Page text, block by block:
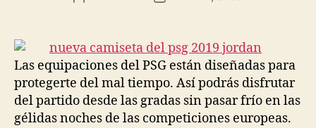
entrada
entrada
Las equipaciones del PSG están diseñadas para
protegerte del mal tiempo. Así podrás disfrutar
del partido desde las gradas sin pasar frío en las
gélidas noches de las competiciones europeas.